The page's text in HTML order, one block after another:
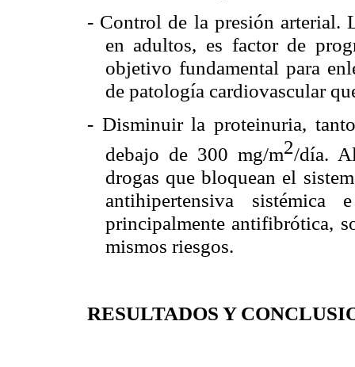
- Control de la presión arterial.
en adultos, es factor de
objetivo fundamental para
de patología cardiovascular
- Disminuir la proteinuria,
debajo de 300 mg/m2/día.
drogas que bloquean el
antihipertensiva
principalmente antifibrótica,
mismos riesgos.
RESULTADOS Y